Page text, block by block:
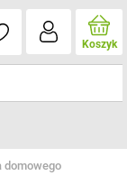
Koszyk
domowego